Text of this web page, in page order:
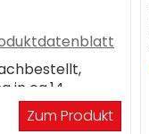
in ca.14
Zum Produkt